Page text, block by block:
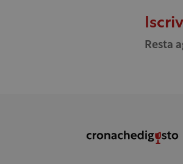
Resta